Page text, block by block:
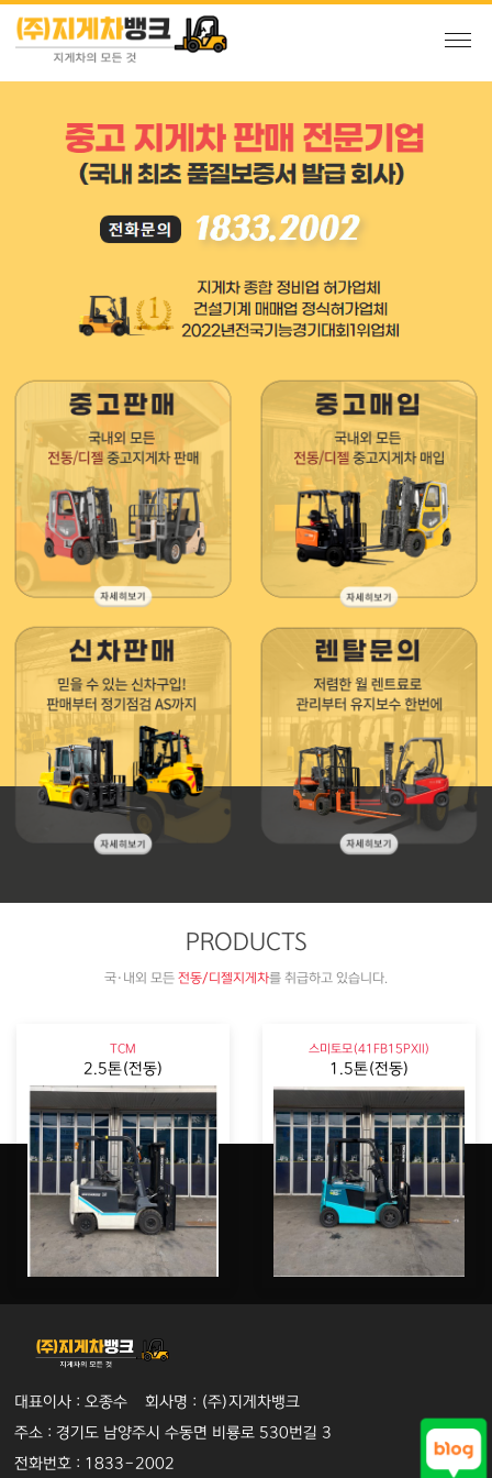
PRODUCTS
국·내외 모든 전동/디젤지게차를 취급하고 있습니다.
TCM
2.5톤(전동)
스미토모(41FB15PXII)
1.5톤(전동)
대표이사 : 오종수 회사명 : (주)지게차뱅크
주소 : 경기도 남양주시 수동면 비룡로 530번길 3
전화번호 : 1833-2002